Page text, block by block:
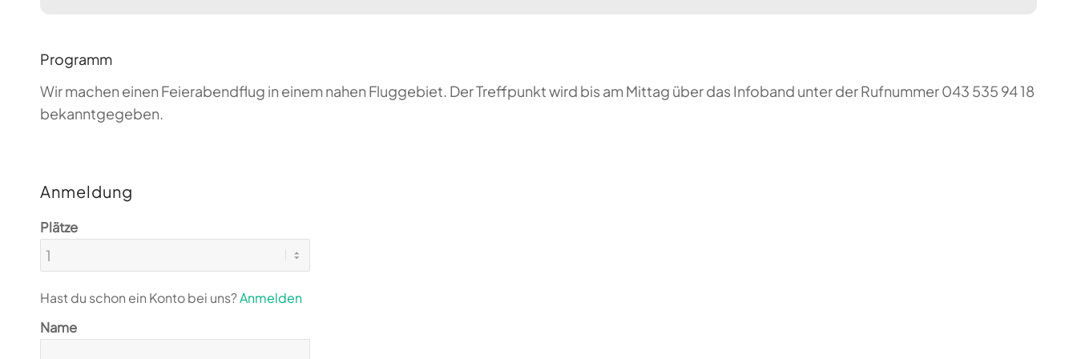
Programm
Wir machen einen Feierabendflug in einem nahen Fluggebiet. Der Treffpunkt wird bis am Mittag über das Infoband unter der Rufnummer 043 535 94 18
bekanntgegeben.
Anmeldung
Plätze
Hast du schon ein Konto bei uns?Anmelden
Name